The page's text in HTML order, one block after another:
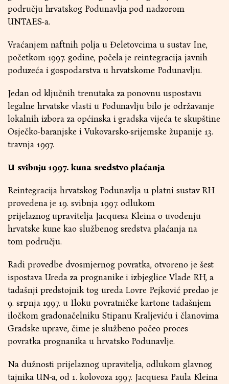
području hrvatskog Podunavlja pod nadzorom
UNTAES-a.
Vraćanjem naftnih polja u Đeletovcima u sustav Ine,
početkom 1997. godine, počela je reintegracija javnih
poduzeća i gospodarstva u hrvatskome Podunavlju.
Jedan od ključnih trenutaka za ponovnu uspostavu
legalne hrvatske vlasti u Podunavlju bilo je održavanje
lokalnih izbora za općinska i gradska vijeća te skupštine
Osječko-baranjske i Vukovarsko-srijemske županije 13.
travnja 1997.
U svibnju 1997. kuna sredstvo plaćanja
Reintegracija hrvatskog Podunavlja u platni sustav RH
provedena je 19. svibnja 1997. odlukom
prijelaznog upravitelja Jacquesa Kleina o uvođenju
hrvatske kune kao službenog sredstva plaćanja na
tom području.
Radi provedbe dvosmjernog povratka, otvoreno je šest
ispostava Ureda za prognanike i izbjeglice Vlade RH, a
tadašnji predstojnik tog ureda Lovre Pejković predao je
9. srpnja 1997. u Iloku povratničke kartone tadašnjem
iločkom gradonačelniku Stipanu Kraljeviću i članovima
Gradske uprave, čime je službeno počeo proces
povratka prognanika u hrvatsko Podunavlje.
Na dužnosti prijelaznog upravitelja, odlukom glavnog
tajnika UN-a, od 1. kolovoza 1997. Jacquesa Paula Kleina